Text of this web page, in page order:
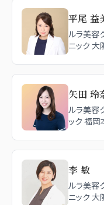
平尾 益
ルラ美容
ニック
矢田 玲
ルラ美容
ック 福岡
李 敏
ルラ美容
ニック